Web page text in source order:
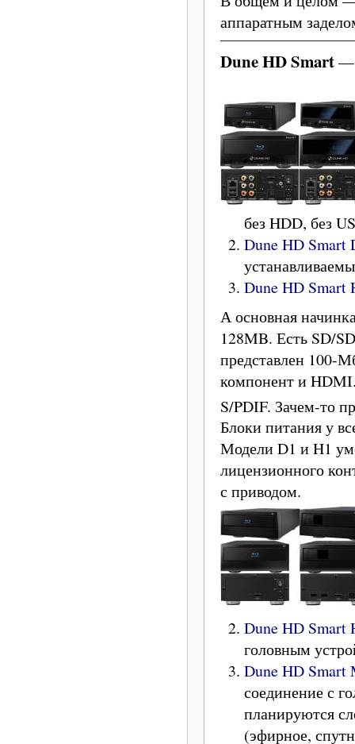
аппаратным
Dune HD Smart—
без HDD, без
Dune HD Smart
Dune HD Smart
А основная
128MB. Есть SD/
представлен 100-
компонент и
S/PDIF. Зачем-то
Блоки питания у
Модели D1 и H1
лицензионного
с приводом.
Dune HD Smart
головным
Dune HD Smart
соединение с
планируются
(эфирное,